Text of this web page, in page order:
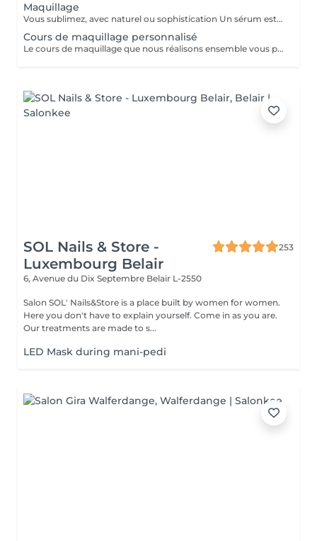
Maquillage
Vous sublimez, avec naturel ou sophistication Un sérum est appliqué avant le maquillage afin de fixer celui ci Possibilité d'ajouter avant le maquillage de la radio fréquence qui va lisser et défatiguer vos traits pour un rendu encore plus lumineux
Cours de maquillage personnalisé
Le cours de maquillage que nous réalisons ensemble vous permet d'apprendre à réaliser un maquillage complet, naturel ou plus sophistiqué au gré de vos envies et de votre style. Nous essayerons de répondre à toutes vos questions et partagerons nos petits tips de pro ;-)
SOL Nails & Store -
Luxembourg Belair
253
6, Avenue du Dix Septembre Belair L-2550
Salon SOL' Nails&Store is a place built by women for women.
Here you don't have to explain yourself. Come in as you are.
Our treatments are made to s...
LED Mask during mani-pedi